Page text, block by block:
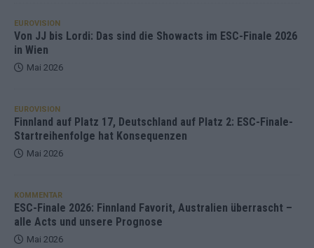
EUROVISION
Von JJ bis Lordi: Das sind die Showacts im ESC-Finale 2026
in Wien
Mai 2026
EUROVISION
Finnland auf Platz 17, Deutschland auf Platz 2: ESC-Finale-
Startreihenfolge hat Konsequenzen
Mai 2026
KOMMENTAR
ESC-Finale 2026: Finnland Favorit, Australien überrascht –
alle Acts und unsere Prognose
Mai 2026